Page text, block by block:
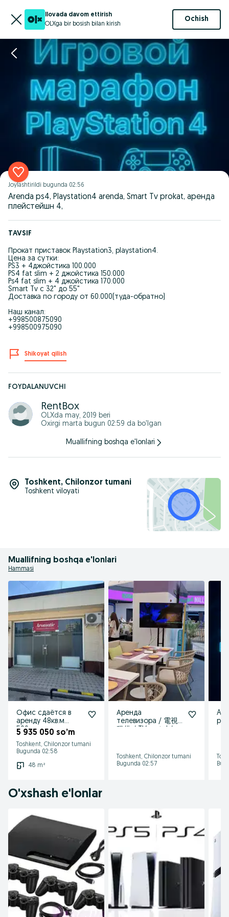
Ilovada davom ettirish
OLXga bir bosish bilan kirish
Ochish
Joylashtirildi bugunda 02:56
Arenda ps4, Playstation4 arenda, Smart Tv prokat, аренда
плейстейшн 4,
TAVSIF
Прокат приставок Playstation3, playstation4.
Цена за сутки:
PS3 + 4джойстика 100.000
PS4 fat slim + 2 джойстика 150.000
Ps4 fat slim + 4 джойстика 170.000
Smart Tv с 32" до 55"
Доставка по городу от 60.000(туда-обратно)
Наш канал:
+998500875090
+998500975090
Shikoyat qilish
FOYDALANUVCHI
RentBox
OLXda may, 2019 beri
Oxirgi marta bugun 02:59 da bo'lgan
Muallifning boshqa e'lonlari
Toshkent, Chilonzor tumani
Toshkent viloyati
Muallifning boshqa e'lonlari
Hammasi
Офис сдаётся в
аренду 48кв.м
500у.е
5 935 050 so’m
Toshkent, Chilonzor tumani
Bugunda 02:58
48 m²
Аренда
телевизора / 電視
Toshkent, Chilonzor tumani
Bugunda 02:57
O'xshash e'lonlar